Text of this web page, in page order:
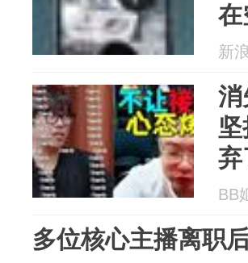
在
新
消
弃
BB
多位核心主播离职